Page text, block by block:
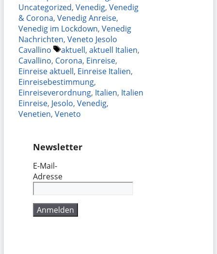
Uncategorized, Venedig, Venedig
& Corona, Venedig Anreise,
Venedig im Lockdown, Venedig
Nachrichten, Veneto Jesolo
Cavallino
Schlagwörter
aktuell, aktuell Italien,
Cavallino, Corona, Einreise,
Einreise aktuell, Einreise Italien,
Einreisebestimmung,
Einreiseverordnung, Italien, Italien
Einreise, Jesolo, Venedig,
Venetien, Veneto
Newsletter
E-Mail-
Adresse